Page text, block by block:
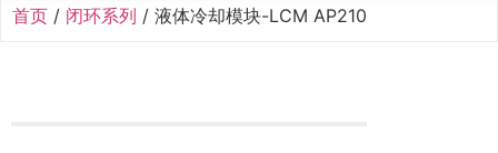
首页 / 闭环系列 / 液体冷却模块-LCM AP210